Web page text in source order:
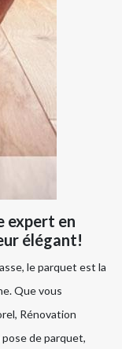
expert en
élégant!
le parquet est la
Que vous
Rénovation
de parquet,